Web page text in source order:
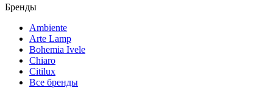
Бренды
Ambiente
Arte Lamp
Bohemia Ivele
Chiaro
Citilux
Все бренды